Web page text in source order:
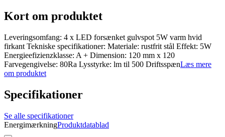
Kort om produktet
Leveringsomfang: 4 x LED forsænket gulvspot 5W varm hvid
firkant Tekniske specifikationer: Materiale: rustfrit stål Effekt: 5W
Energieefizienzklasse: A + Dimension: 120 mm x 120
Farvegengivelse: 80Ra Lysstyrke: lm til 500 DriftsspænLæs mere
om produktet
Specifikationer
Se alle specifikationer
EnergimærkningProduktdatablad